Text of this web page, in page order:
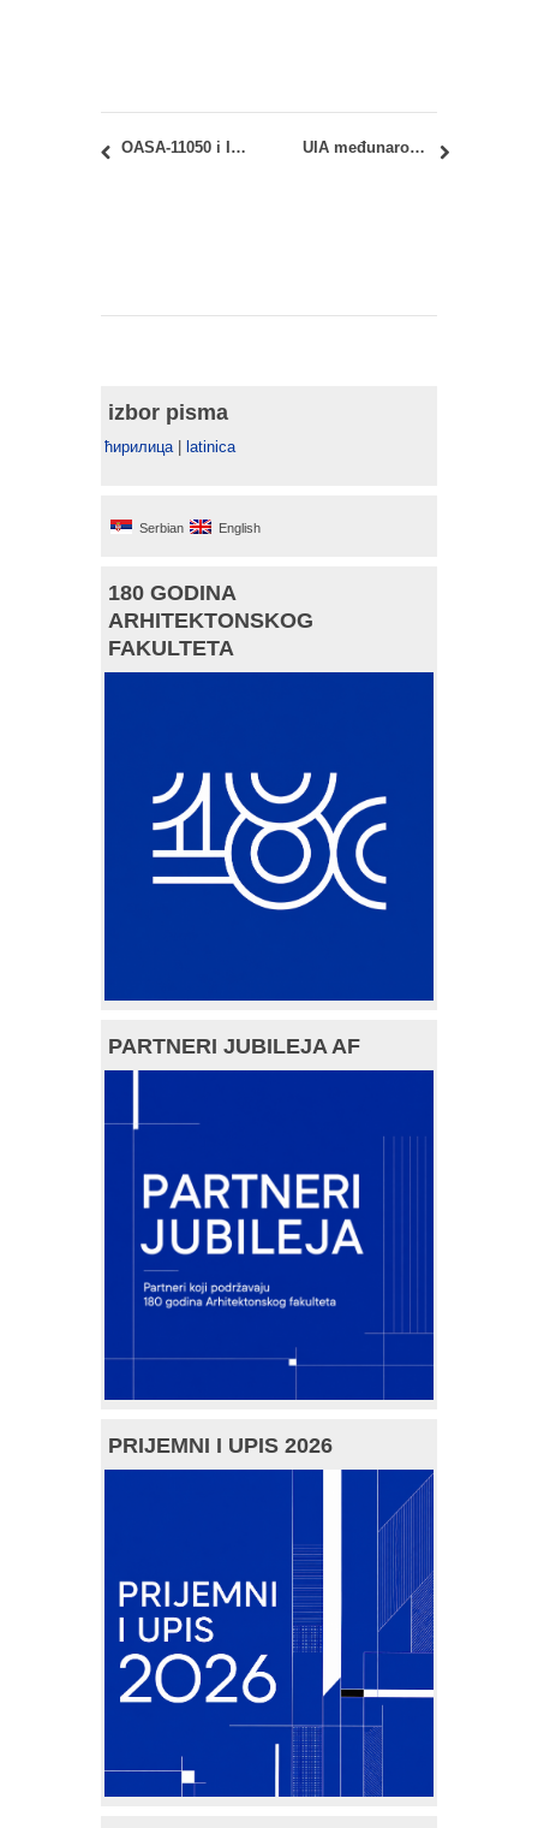
OASA-11050 i IASA-11050 – Materijali i fizika zgrada: ispit, test i konsultacije UIA međunarodni studentski konkurs: mobilna jedinica za dijagnozu, izolaciju, tretman i bezbedan transport pacijenata
izbor pisma
ћирилица latinica
Serbian English
180 GODINA
ARHITEKTONSKOG
FAKULTETA
PARTNERI JUBILEJA AF
PRIJEMNI I UPIS 2026